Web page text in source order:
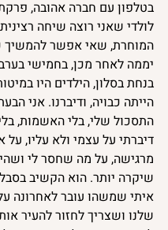
בטלפון עם חברה אהובה,
לולדי שאני רוצה שיחה
המוחרת, שאי אפשר להמשיך
יממה לאחר מכן, בחמישי
בנחת בסלון, הילדים היו
הייתה כבויה, ודיברנו. אני
התסכול שלי, בלי האשמות,
דיברתי על עצמי ולא עליו, על
מרגישה, על מה שחסר לי
שיקרה יותר. הוא הקשיב
איתי שמשהו עובר לאחרונה על
שלנו ושצריך לחזור להעיר